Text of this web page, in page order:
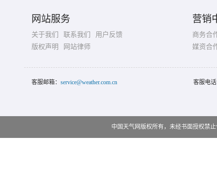
网站服务
关于我们 联系我们
用户反馈
版权声明
网站律师
营销
商务合
媒资合
客服邮箱： service@weather.com.cn 客服电
中国天气网版权所有，未经书面授权